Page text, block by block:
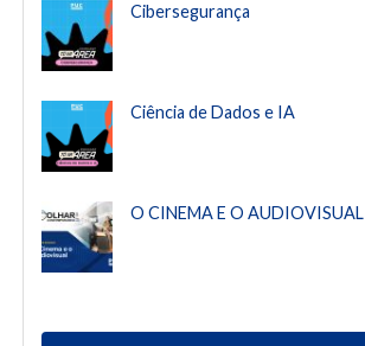
Cibersegurança
Ciência de Dados e IA
O CINEMA E O AUDIOVISUAL